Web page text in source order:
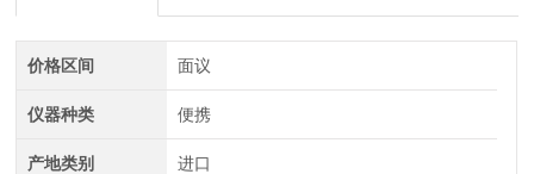
价格区间 面议
仪器种类 便携
产地类别 进口